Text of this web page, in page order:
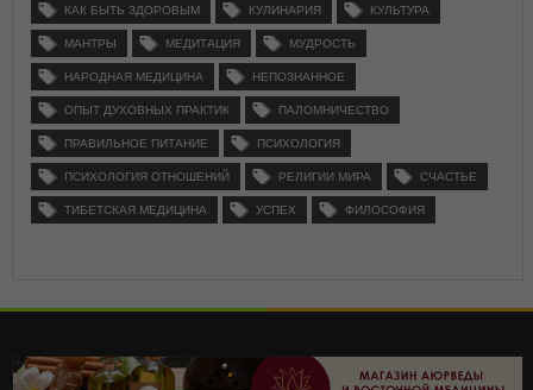
КАК БЫТЬ ЗДОРОВЫМ КУЛИНАРИЯ КУЛЬТУРА
МАНТРЫ МЕДИТАЦИЯ МУДРОСТЬ
НАРОДНАЯ МЕДИЦИНА НЕПОЗНАННОЕ
ОПЫТ ДУХОВНЫХ ПРАКТИК ПАЛОМНИЧЕСТВО
ПРАВИЛЬНОЕ ПИТАНИЕ ПСИХОЛОГИЯ
ПСИХОЛОГИЯ ОТНОШЕНИЙ РЕЛИГИИ МИРА СЧАСТЬЕ
ТИБЕТСКАЯ МЕДИЦИНА УСПЕХ ФИЛОСОФИЯ